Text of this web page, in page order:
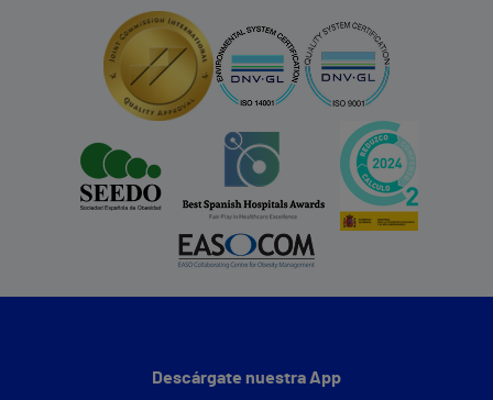
Descárgate nuestra App